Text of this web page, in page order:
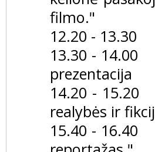
filmo."
12.20 - 13.30
13.30 - 14.00
prezentacija
14.20 - 15.20
realybės ir
15.40 - 16.40